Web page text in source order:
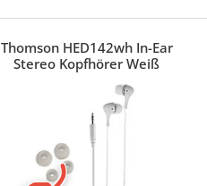
Thomson HED142wh In-Ear
Stereo Kopfhörer Weiß